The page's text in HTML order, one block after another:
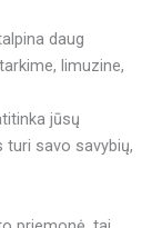
daug
limuzine,
jūsų
turi savo savybių,